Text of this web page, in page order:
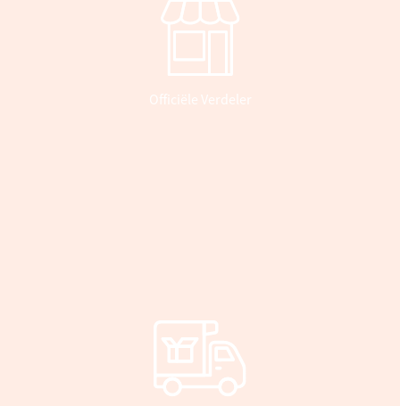
Officiële Verdeler